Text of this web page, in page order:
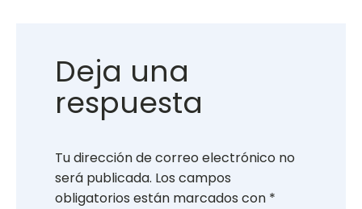
Deja una
respuesta
Tu dirección de correo electrónico no
será publicada. Los campos
obligatorios están marcados con *